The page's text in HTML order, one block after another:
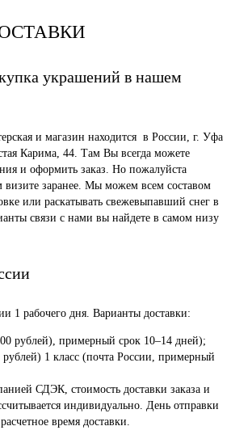
украшений в нашем
и магазин находится в России, г. Уфа
Карима, 44. Там Вы всегда можете
и оформить заказ. Но пожалуйста
визите заранее. Мы можем всем составом
или раскатывать свежевыпавший снег в
связи с нами вы найдете в самом низу
1 рабочего дня. Варианты доставки:
рублей), примерный срок 10–14 дней);
рублей) 1 класс (почта России, примерный
СДЭК, стоимость доставки заказа и
индивидуально. День отправки
время доставки.